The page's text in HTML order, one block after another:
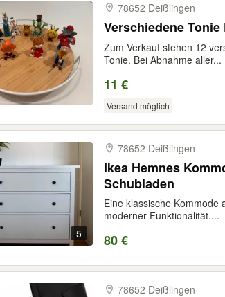
78652 Deißlingen
Verschiedene
Zum Verkauf stehen 12
Tonie. Bei Abnahme aller...
11 €
Versand möglich
5
78652 Deißlingen
Ikea Hemnes
Schubladen
Eine klassische Kommode
moderner Funktionalität....
80 €
78652 Deißlingen